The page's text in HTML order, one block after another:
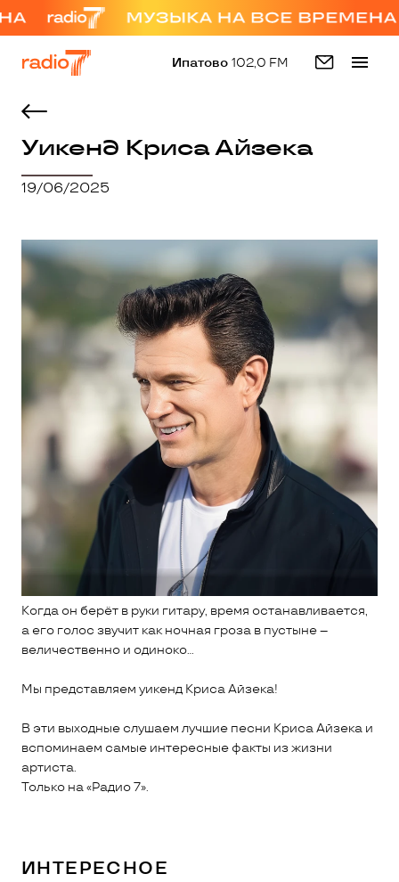
Ипатово 102,0 FM
Уикенд Криса Айзека
19/06/2025
Когда он берёт в руки гитару, время останавливается,
а его голос звучит как ночная гроза в пустыне –
величественно и одиноко…
Мы представляем уикенд Криса Айзека!
В эти выходные слушаем лучшие песни Криса Айзека и
вспоминаем самые интересные факты из жизни
артиста.
Только на «Радио 7».
ИНТЕРЕСНОЕ